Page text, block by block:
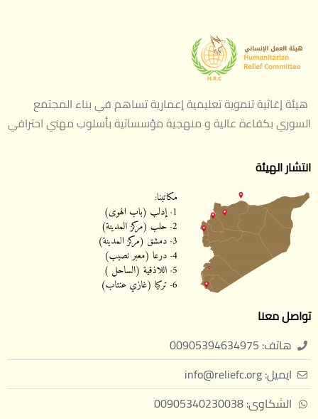
هيئة إغاثية تنموية تعليمية إعمارية تساهم في بناء المجتمع
السوري بكفاءة عالية و منهجية مؤسساتية بأسلوب مهني احترافي
انتشار الهيئة
تواصل معنا
هاتف: 00905394634975
ايميل: info@reliefc.org
الشكاوى: 00905340230038